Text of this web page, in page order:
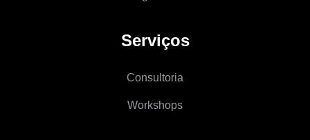
Serviços
Consultoria
Workshops